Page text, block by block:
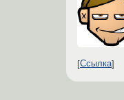
Ссылка